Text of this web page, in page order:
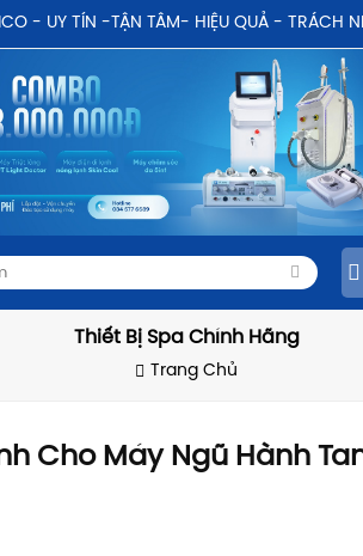
- UY TÍN -TẬN TÂM- HIỆU QUẢ - TRÁCH
Thiết Bị Spa Chính Hãng
Trang Chủ
Cho Máy Ngũ Hành